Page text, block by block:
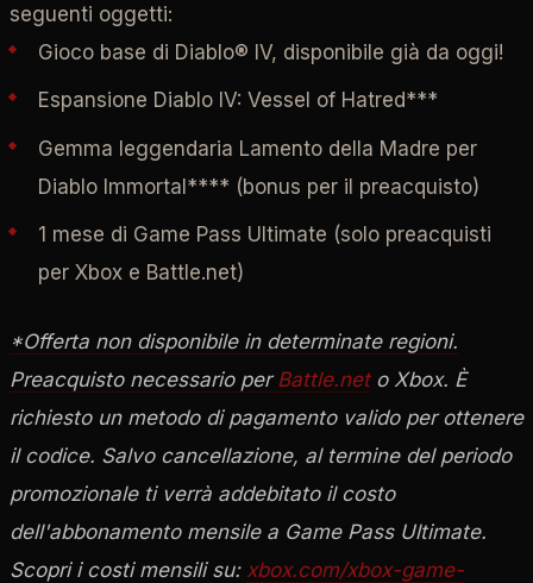
seguenti oggetti:
Gioco base di Diablo® IV, disponibile già da oggi!
Espansione Diablo IV: Vessel of Hatred***
Gemma leggendaria Lamento della Madre per
Diablo Immortal**** (bonus per il preacquisto)
1 mese di Game Pass Ultimate (solo preacquisti
per Xbox e Battle.net)
*Offerta non disponibile in determinate regioni.
Preacquisto necessario per Battle.neto Xbox. È
richiesto un metodo di pagamento valido per ottenere
il codice. Salvo cancellazione, al termine del periodo
promozionale ti verrà addebitato il costo
dell'abbonamento mensile a Game Pass Ultimate.
Scopri i costi mensili su: xbox.com/xbox-game-